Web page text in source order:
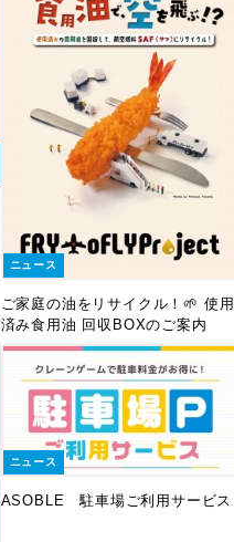
ニュース
ご家庭の油をリサイクル！🌱 使用
済み食用油 回収BOXのご案内
ニュース
ASOBLE 駐車場ご利用サービス